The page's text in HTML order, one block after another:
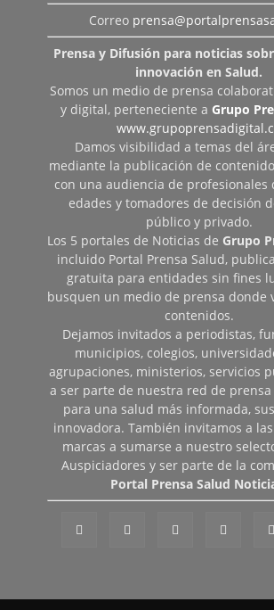
Correo
Prensa y Difusión para noticias
innovación en Salud.
Somos un medio de prensa
y digital, perteneciente a Grupo
Damos visibilidad a temas del
mediante la publicación de
con una audiencia de profesionales
edades y tomadores de decisión
público y privado.
Los 5 portales de Noticias de Grupo
incluido Portal Prensa Salud,
gratuita para entidades sin fines
busquen un medio de prensa donde
contenidos.
Dejamos invitados a periodistas,
municipios, colegios,
agrupaciones, ministerios, servicios
a ser parte de nuestra red de
para una salud más informada,
innovadora. También invitamos a
marcas a sumarse a nuestro
Auspiciadores y ser parte de la
Portal Prensa Salud